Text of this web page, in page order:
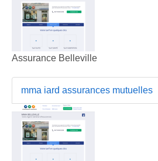
Assurance Belleville
mma iard assurances mutuelles